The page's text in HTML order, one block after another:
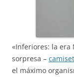
«Inferiores: la era
sorpresa –
el máximo